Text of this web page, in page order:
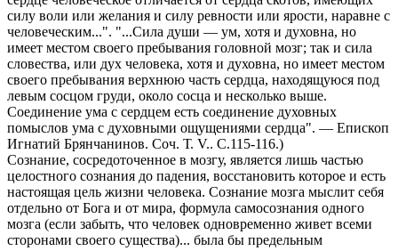
силу воли или желания и силу ревности или ярости, наравне с
человеческим...". "...Сила души — ум, хотя и духовна, но
имеет местом своего пребывания головной мозг; так и сила
словества, или дух человека, хотя и духовна, но имеет местом
своего пребывания верхнюю часть сердца, находящуюся под
левым сосцом груди, около сосца и несколько выше.
Соединение ума с сердцем есть соединение духовных
помыслов ума с духовными ощущениями сердца". — Епископ
Игнатий Брянчанинов. Соч. Т. V.. С.115-116.)
Сознание, сосредоточенное в мозгу, является лишь частью
целостного сознания до падения, восстановить которое и есть
настоящая цель жизни человека. Сознание мозга мыслит себя
отдельно от Бога и от мира, формула самосознания одного
мозга (если забыть, что человек одновременно живет всеми
сторонами своего существа)... была бы предельным